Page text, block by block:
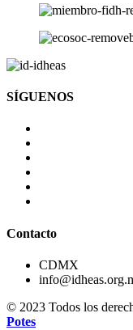
SÍGUENOS
Contacto
CDMX
© 2023 Todos los
Potes